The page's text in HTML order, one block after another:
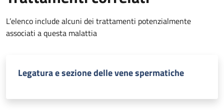
L’elenco include alcuni dei trattamenti potenzialmente
associati a questa malattia
Legatura e sezione delle vene spermatiche